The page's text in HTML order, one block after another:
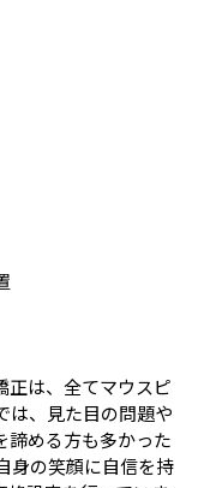
正は、全てマウスピ
は、見た目の問題や
諦める方も多かった
身の笑顔に自信を持